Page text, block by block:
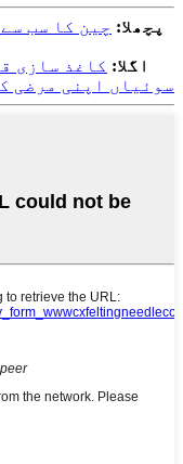
پچھلا: چین کا سب
اگلا: کاغذ سازی
سوئیاں اپنی مرضی